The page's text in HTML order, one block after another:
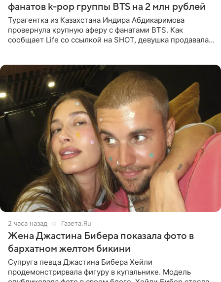
фанатов k-pop группы BTS на 2 млн рублей
Турагентка из Казахстана Индира Абдикаримова
провернула крупную аферу с фанатами BTS. Как
сообщает Life со ссылкой на SHOT, девушка продавала
2 часа назад Газета.Ru
Жена Джастина Бибера показала фото в
бархатном желтом бикини
Супруга певца Джастина Бибера Хейли
продемонстрирвала фигуру в купальнике. Модель